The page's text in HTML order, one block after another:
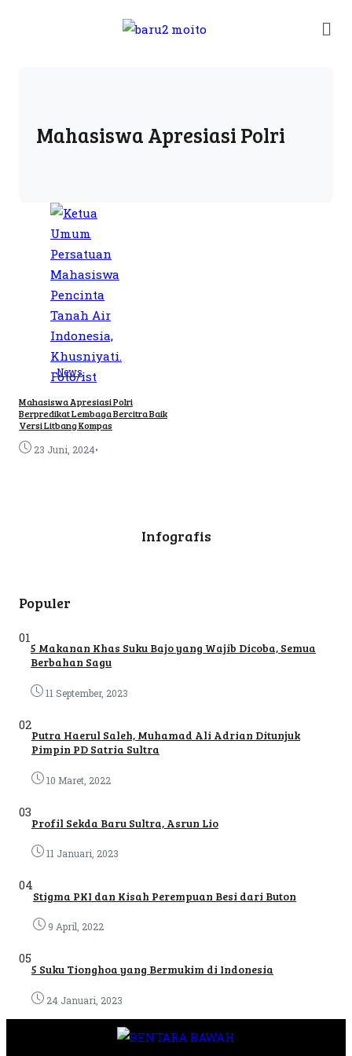
Mahasiswa Apresiasi Polri
News
Mahasiswa Apresiasi Polri
Berpredikat Lembaga Bercitra Baik
Versi Litbang Kompas
23 Juni, 2024•
Infografis
Populer
01
5 Makanan Khas Suku Bajo yang Wajib Dicoba, Semua
Berbahan Sagu
11 September, 2023
02
Putra Haerul Saleh, Muhamad Ali Adrian Ditunjuk
Pimpin PD Satria Sultra
10 Maret, 2022
03
Profil Sekda Baru Sultra, Asrun Lio
11 Januari, 2023
04
Stigma PKI dan Kisah Perempuan Besi dari Buton
9 April, 2022
05
5 Suku Tionghoa yang Bermukim di Indonesia
24 Januari, 2023